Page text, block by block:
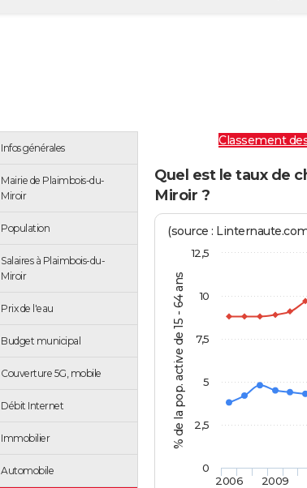
Infos générales
Mairie de Plaimbois-du-
Miroir
Population
Salaires à Plaimbois-du-
Miroir
Prix de l'eau
Budget municipal
Couverture 5G, mobile
Débit Internet
Immobilier
Automobile
Classement
Quel est le taux de
Miroir ?
% de la pop. active de 15 - 64 ans
(source :
2006 2009
0
2,5
5
7,5
10
12,5